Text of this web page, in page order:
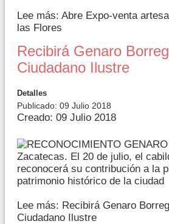
Lee más: Abre Expo-venta
las Flores
Recibirá Genaro
Ciudadano Ilustre
Detalles
Publicado: 09 Julio 2018
Creado: 09 Julio 2018
Zacatecas. El 20 de julio, el
reconocerá su contribución a la
patrimonio histórico de la ciudad
Lee más: Recibirá Genaro
Ciudadano Ilustre